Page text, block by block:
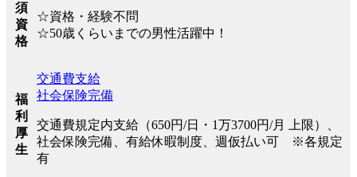
須
資
格
☆資格・経験不問
☆50歳くらいまでの男性活躍中！
福
利
厚
生
交通費支給
社会保険完備
交通費規定内支給（650円/日・1万3700円/月 上限）、
社会保険完備、有給休暇制度、週仮払い可 ※各規定
有